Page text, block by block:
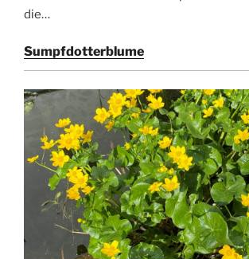
die…
Sumpfdotterblume